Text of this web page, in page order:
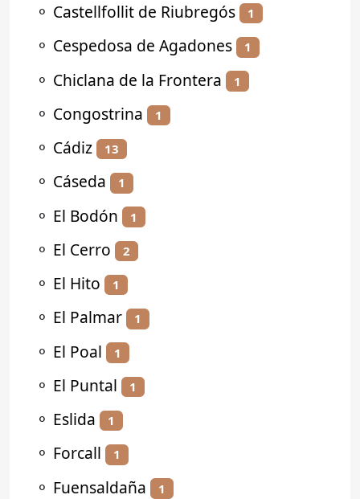
⚬ Castellfollit de Riubregós 1
⚬ Cespedosa de Agadones 1
⚬ Chiclana de la Frontera 1
⚬ Congostrina 1
⚬ Cádiz 13
⚬ Cáseda 1
⚬ El Bodón 1
⚬ El Cerro 2
⚬ El Hito 1
⚬ El Palmar 1
⚬ El Poal 1
⚬ El Puntal 1
⚬ Eslida 1
⚬ Forcall 1
⚬ Fuensaldaña 1